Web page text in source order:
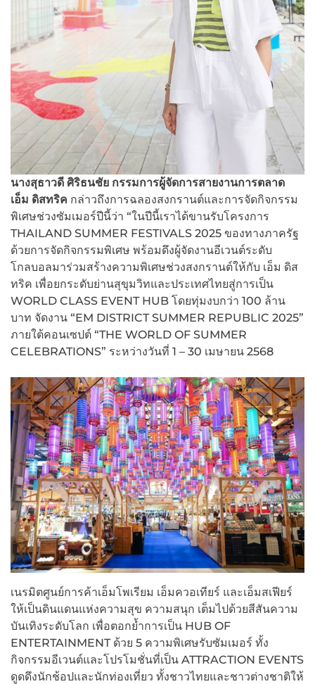
นางสุธาวดี ศิริธนชัย กรรมการผู้จัดการสายงานการตลาด
เอ็ม ดิสทริค กล่าวถึงการฉลองสงกรานต์และการจัดกิจกรรม
พิเศษช่วงซัมเมอร์ปีนี้ว่า “ในปีนี้เราได้ขานรับโครงการ
THAILAND SUMMER FESTIVALS 2025 ของทางภาครัฐ
ด้วยการจัดกิจกรรมพิเศษ พร้อมดึงผู้จัดงานอีเวนต์ระดับ
โกลบอลมาร่วมสร้างความพิเศษช่วงสงกรานต์ให้กับ เอ็ม ดิส
ทริค เพื่อยกระดับย่านสุขุมวิทและประเทศไทยสู่การเป็น
WORLD CLASS EVENT HUB โดยทุ่มงบกว่า 100 ล้าน
บาท จัดงาน “EM DISTRICT SUMMER REPUBLIC 2025”
ภายใต้คอนเซปต์ “THE WORLD OF SUMMER
CELEBRATIONS” ระหว่างวันที่ 1 – 30 เมษายน 2568
เนรมิตศูนย์การค้าเอ็มโพเรียม เอ็มควอเทียร์ และเอ็มสเฟียร์
ให้เป็นดินแดนแห่งความสุข ความสนุก เต็มไปด้วยสีสันความ
บันเทิงระดับโลก เพื่อตอกย้ำการเป็น HUB OF
ENTERTAINMENT ด้วย 5 ความพิเศษรับซัมเมอร์ ทั้ง
กิจกรรมอีเวนต์และโปรโมชั่นที่เป็น ATTRACTION EVENTS
ดูดดึงนักช้อปและนักท่องเที่ยว ทั้งชาวไทยและชาวต่างชาติให้